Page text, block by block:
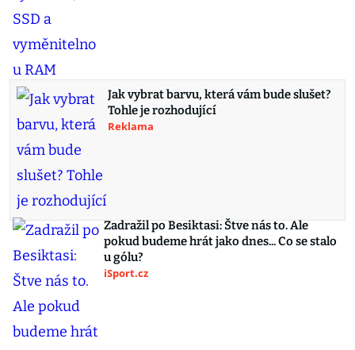
Jak vybrat barvu, která vám bude slušet?
Tohle je rozhodující
Reklama
Zadražil po Besiktasi: Štve nás to. Ale
pokud budeme hrát jako dnes... Co se stalo
u gólu?
iSport.cz